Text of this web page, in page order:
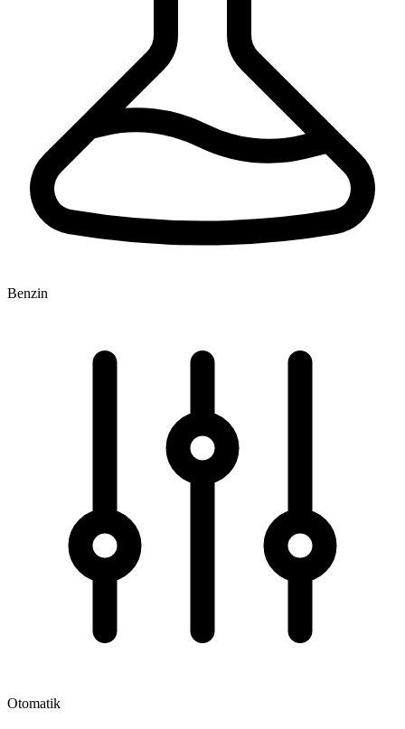
Benzin
Otomatik